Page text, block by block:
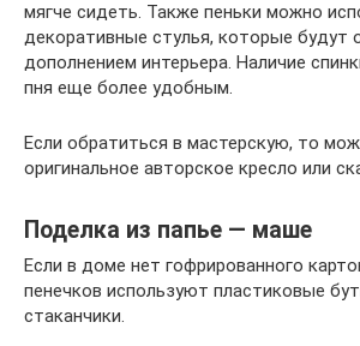
мягче сидеть. Также пеньки можно
декоративные стулья, которые будут
дополнением интерьера. Наличие
пня еще более удобным.
Если обратиться в мастерскую, то
оригинальное авторское кресло или
Поделка из папье — маше
Если в доме нет гофрированного
пенечков используют пластиковые
стаканчики.